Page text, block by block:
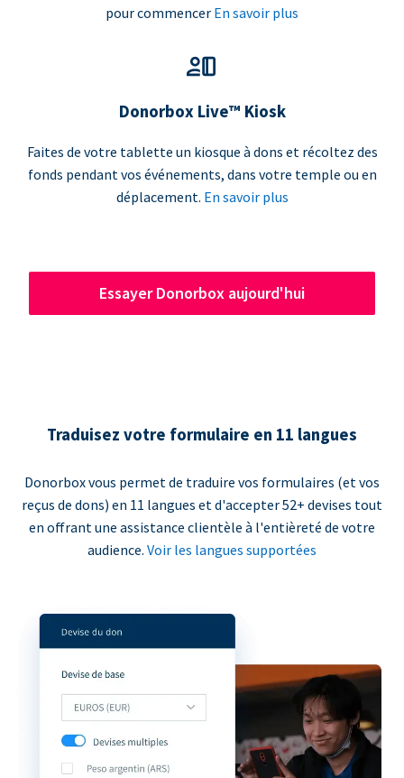
pour commencer En savoir plus
Donorbox Live™ Kiosk
Faites de votre tablette un kiosque à dons et récoltez des
fonds pendant vos événements, dans votre temple ou en
déplacement. En savoir plus
Essayer Donorbox aujourd'hui
Traduisez votre formulaire en 11 langues
Donorbox vous permet de traduire vos formulaires (et vos
reçus de dons) en 11 langues et d'accepter 52+ devises tout
en offrant une assistance clientèle à l'entièreté de votre
audience. Voir les langues supportées